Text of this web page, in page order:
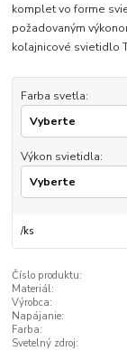
komplet vo forme
požadovaným
koľajnicové svietidlo
Farba svetla:
Výkon svietidla:
/ks
Číslo produktu:
Materiál:
Výrobca:
Napájanie:
Farba:
Svetelný zdroj: